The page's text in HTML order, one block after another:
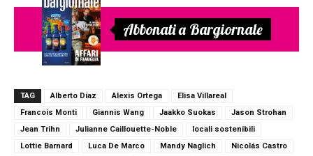
Abbonati a Bargiornale
TAG Alberto Díaz Alexis Ortega
Elisa Villareal
Francois Monti
Giannis Wang Jaakko Suokas
Jason Strohan
Jean Trihn
Julianne Caillouette-Noble
locali sostenibili
Lottie Barnard
Luca De Marco Mandy Naglich
Nicolás Castro